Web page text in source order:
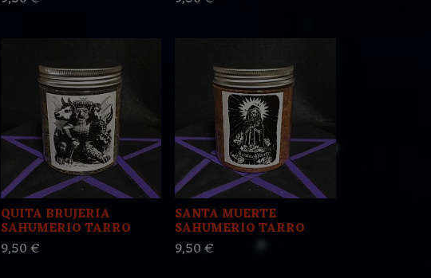
QUITA BRUJERIA
SAHUMERIO TARRO
9,50 €
SANTA MUERTE
SAHUMERIO TARRO
9,50 €